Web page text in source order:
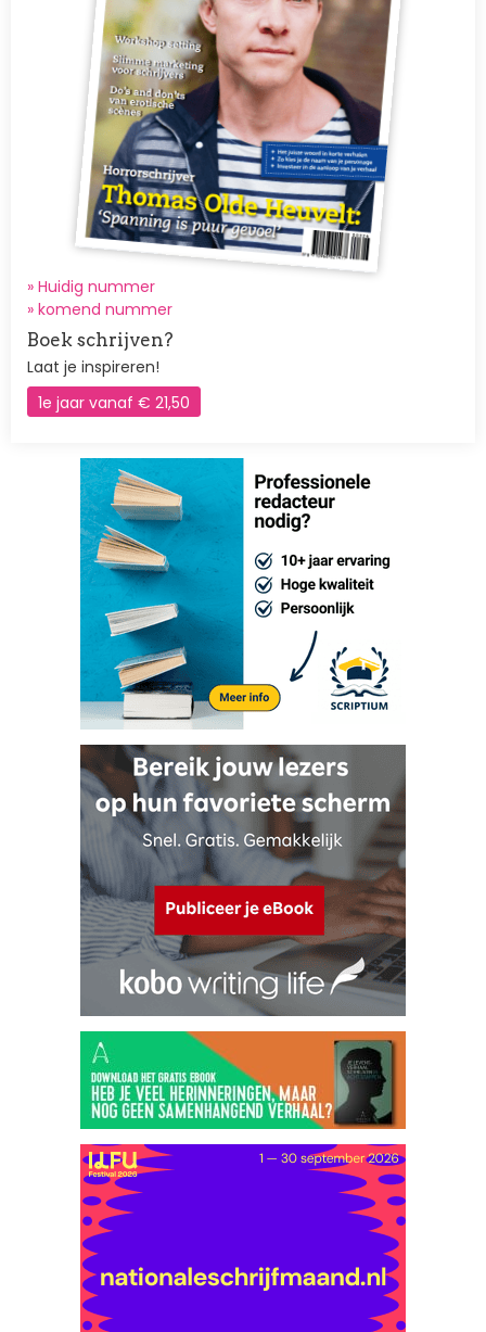
» Huidig nummer
» komend nummer
Boek schrijven?
Laat je inspireren!
1e jaar vanaf € 21,50